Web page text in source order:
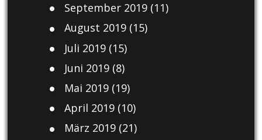
September 2019(11)
August 2019(15)
Juli 2019(15)
Juni 2019(8)
Mai 2019(19)
April 2019(10)
März 2019(21)